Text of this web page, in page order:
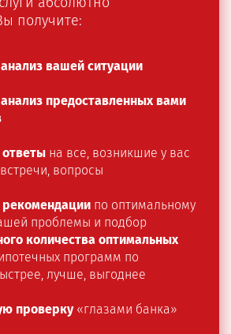
получите:
анализ вашей ситуации
анализ предоставленных вами
на все, возникшие у вас
вопросы
по оптимальному
проблемы и подбор
количества оптимальных
программ по
лучше, выгоднее
проверку«глазами банка»